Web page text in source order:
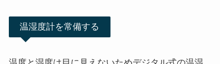
温湿度計を常備する